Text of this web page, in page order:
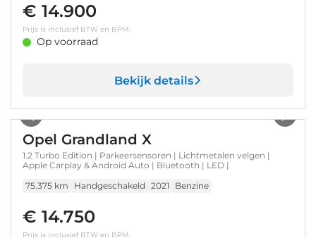
€ 14.900
Prijs is inclusief BTW en BPM.
Op voorraad
Bekijk details
Opel Grandland X
1.2 Turbo Edition | Parkeersensoren | Lichtmetalen velgen |
Apple Carplay & Android Auto | Bluetooth | LED |
75.375 km
Handgeschakeld 2021 Benzine
€ 14.750
Prijs is inclusief BTW en BPM.